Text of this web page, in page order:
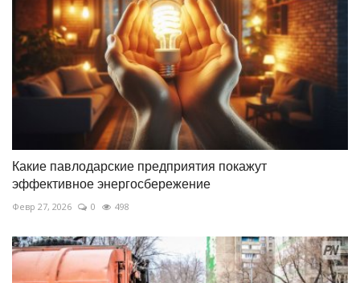
Какие павлодарские предприятия покажут
эффективное энергосбережение
Февр 27, 2026 0 498